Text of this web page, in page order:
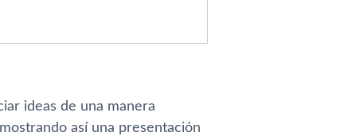
ideas de una manera
así una presentación